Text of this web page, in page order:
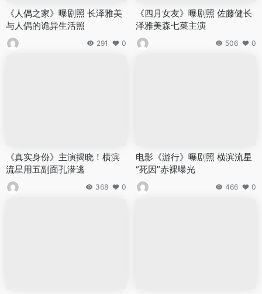
《人偶之家》曝剧照 长泽雅美
与人偶的诡异生活照
291 0
《四月女友》曝剧照 佐藤健长
泽雅美森七菜主演
506 0
《真实身份》主演揭晓！横滨
流星用五副面孔潜逃
368 0
电影《游行》曝剧照 横滨流星
“死因”赤裸曝光
466 0